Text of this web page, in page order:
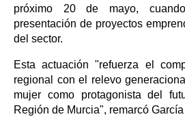
próximo 20 de mayo,
presentación de proyectos
del sector.
Esta actuación "refuerza el
regional con el relevo
mujer como protagonista del
Región de Murcia", remarcó